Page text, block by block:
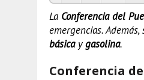
La Conferencia del
emergencias.
básicaygasolina.
Conferencia